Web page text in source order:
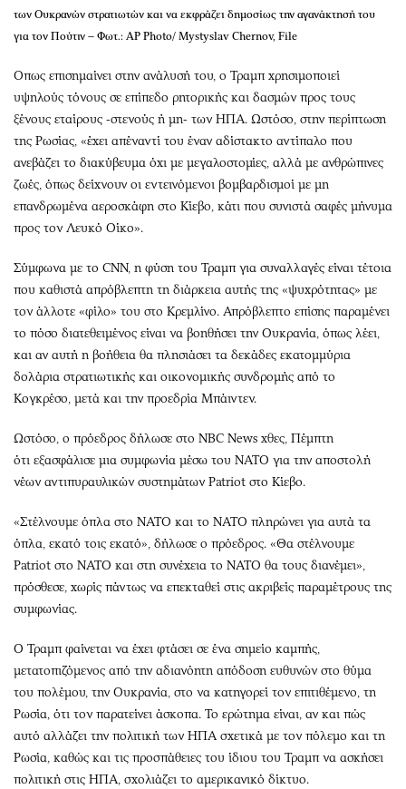
των Ουκρανών στρατιωτών και να εκφράζει δημοσίως την αγανάκτησή του
για τον Πούτιν – Φωτ.: AP Photo/ Mystyslav Chernov, File
Οπως επισημαίνει στην ανάλυσή του, ο Τραμπ χρησιμοποιεί
υψηλούς τόνους σε επίπεδο ρητορικής και δασμών προς τους
ξένους εταίρους -στενούς ή μη- των ΗΠΑ. Ωστόσο, στην περίπτωση
της Ρωσίας, «έχει απέναντί του έναν αδίστακτο αντίπαλο που
ανεβάζει το διακύβευμα όχι με μεγαλοστομίες, αλλά με ανθρώπινες
ζωές, όπως δείχνουν οι εντεινόμενοι βομβαρδισμοί με μη
επανδρωμένα αεροσκάφη στο Κίεβο, κάτι που συνιστά σαφές μήνυμα
προς τον Λευκό Οίκο».
Σύμφωνα με το CNN, η φύση του Τραμπ για συναλλαγές είναι τέτοια
που καθιστά απρόβλεπτη τη διάρκεια αυτής της «ψυχρότητας» με
τον άλλοτε «φίλο» του στο Κρεμλίνο. Απρόβλεπτο επίσης παραμένει
το πόσο διατεθειμένος είναι να βοηθήσει την Ουκρανία, όπως λέει,
και αν αυτή η βοήθεια θα πλησιάσει τα δεκάδες εκατομμύρια
δολάρια στρατιωτικής και οικονομικής συνδρομής από το
Κογκρέσο, μετά και την προεδρία Μπάιντεν.
Ωστόσο, ο πρόεδρος δήλωσε στο NBC News χθες, Πέμπτη
ότι εξασφάλισε μια συμφωνία μέσω του ΝΑΤΟ για την αποστολή
νέων αντιπυραυλικών συστημάτων Patriot στο Κίεβο.
«Στέλνουμε όπλα στο ΝΑΤΟ και το ΝΑΤΟ πληρώνει για αυτά τα
όπλα, εκατό τοις εκατό», δήλωσε ο πρόεδρος. «Θα στέλνουμε
Patriot στο ΝΑΤΟ και στη συνέχεια το ΝΑΤΟ θα τους διανέμει»,
πρόσθεσε, χωρίς πάντως να επεκταθεί στις ακριβείς παραμέτρους της
συμφωνίας.
Ο Τραμπ φαίνεται να έχει φτάσει σε ένα σημείο καμπής,
μετατοπιζόμενος από την αδιανόητη απόδοση ευθυνών στο θύμα
του πολέμου, την Ουκρανία, στο να κατηγορεί τον επιτιθέμενο, τη
Ρωσία, ότι τον παρατείνει άσκοπα. Το ερώτημα είναι, αν και πώς
αυτό αλλάζει την πολιτική των ΗΠΑ σχετικά με τον πόλεμο και τη
Ρωσία, καθώς και τις προσπάθειες του ίδιου του Τραμπ να ασκήσει
πολιτική στις ΗΠΑ, σχολιάζει το αμερικανικό δίκτυο.